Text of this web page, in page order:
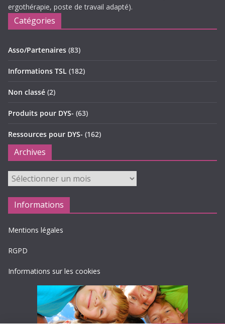
ergothérapie, poste de travail adapté).
Catégories
Asso/Partenaires (83)
Informations TSL (182)
Non classé (2)
Produits pour DYS- (63)
Ressources pour DYS- (162)
Archives
Archives
Informations
Mentions légales
RGPD
Informations sur les cookies